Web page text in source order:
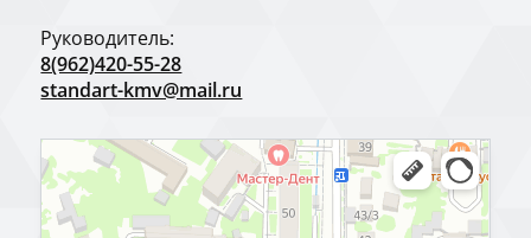
Руководитель:
8(962)420-55-28
standart-kmv@mail.ru